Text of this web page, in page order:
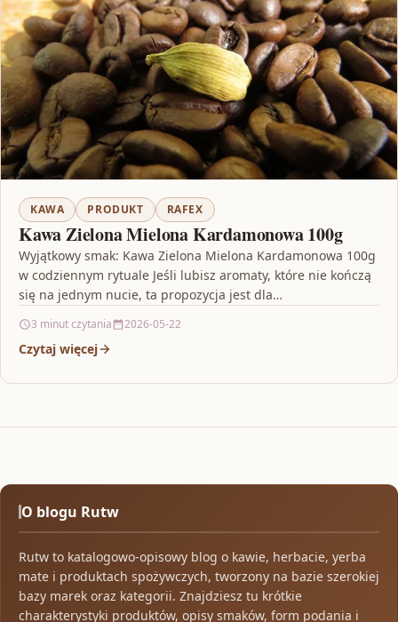
KAWA PRODUKT RAFEX
Kawa Zielona Mielona Kardamonowa 100g
Wyjątkowy smak: Kawa Zielona Mielona Kardamonowa 100g
w codziennym rytuale Jeśli lubisz aromaty, które nie kończą
się na jednym nucie, ta propozycja jest dla…
3 minut czytania 2026-05-22
Czytaj więcej
O blogu Rutw
Rutw to katalogowo-opisowy blog o kawie, herbacie, yerba
mate i produktach spożywczych, tworzony na bazie szerokiej
bazy marek oraz kategorii. Znajdziesz tu krótkie
charakterystyki produktów, opisy smaków, form podania i